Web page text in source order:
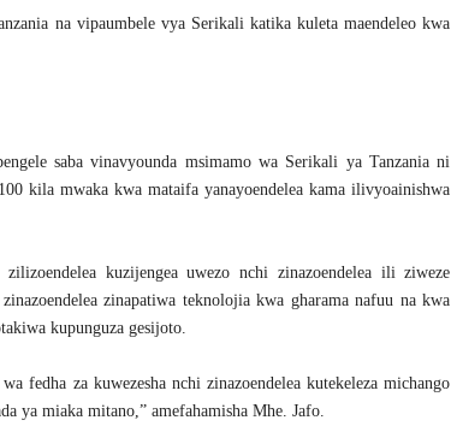
na vipaumbele vya Serikali katika kuleta maendeleo kwa
saba vinavyounda msimamo wa Serikali ya Tanzania ni
kila mwaka kwa mataifa yanayoendelea kama ilivyoainishwa
kuzijengea uwezo nchi zinazoendelea ili ziweze
zinapatiwa teknolojia kwa gharama nafuu na kwa
kupunguza gesijoto.
fedha za kuwezesha nchi zinazoendelea kutekeleza michango
ya miaka mitano,” amefahamisha Mhe. Jafo.